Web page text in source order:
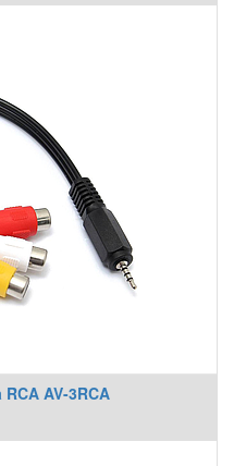
AV-3RCA